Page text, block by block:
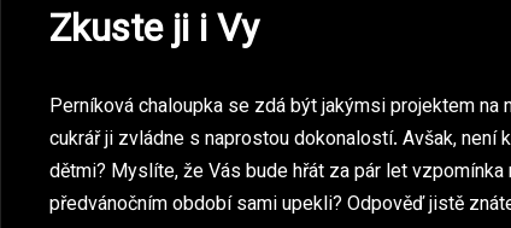
Zkuste ji i Vy
Perníková chaloupka se zdá být jakýmsi projektem
cukrář ji zvládne s naprostou dokonalostí. Avšak,
dětmi? Myslíte, že Vás bude hřát za pár let
předvánočním období sami upekli? Odpověď jistě